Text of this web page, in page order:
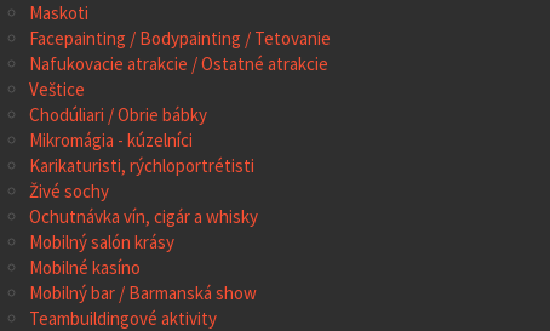
Maskoti
Facepainting / Bodypainting / Tetovanie
Nafukovacie atrakcie / Ostatné atrakcie
Veštice
Chodúliari / Obrie bábky
Mikromágia - kúzelníci
Karikaturisti, rýchloportrétisti
Živé sochy
Ochutnávka vín, cigár a whisky
Mobilný salón krásy
Mobilné kasíno
Mobilný bar / Barmanská show
Teambuildingové aktivity